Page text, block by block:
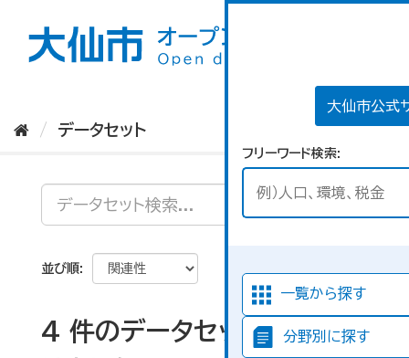
大仙市公式
フリーワード検索
一覧から探す
分野別に探す
データセット
並び順
4 件のデータセットが見つか